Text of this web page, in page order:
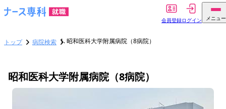
会員登録ログイン メニュー
トップ 病院検索 昭和医科大学附属病院（8病院）
昭和医科大学附属病院（8病院）